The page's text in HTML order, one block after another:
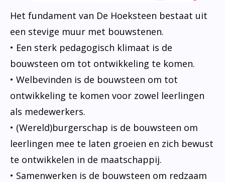
Het fundament van De Hoeksteen bestaat uit
een stevige muur met bouwstenen.
• Een sterk pedagogisch klimaat is de
bouwsteen om tot ontwikkeling te komen.
• Welbevinden is de bouwsteen om tot
ontwikkeling te komen voor zowel leerlingen
als medewerkers.
• (Wereld)burgerschap is de bouwsteen om
leerlingen mee te laten groeien en zich bewust
te ontwikkelen in de maatschappij.
• Samenwerken is de bouwsteen om redzaam